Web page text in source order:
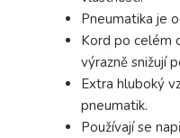
Pneumatika je
Kord po celém
výrazně snižují
Extra hluboký
pneumatik.
Používají se